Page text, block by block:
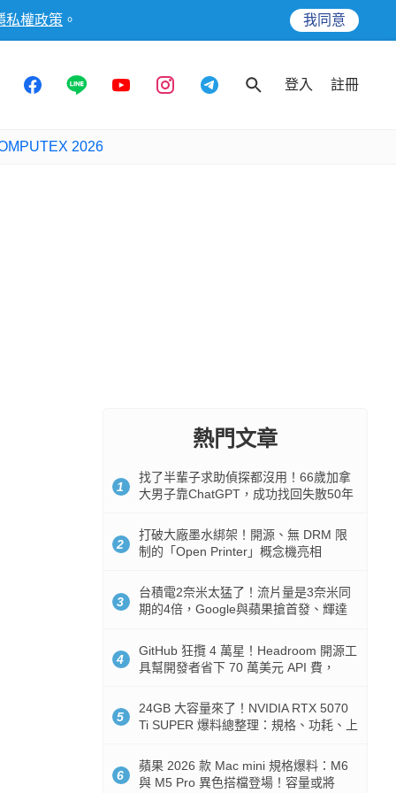
私權政策 。 我同意
登入 註冊
2026
熱門文章
1
找了半輩子求助偵探都沒用！66歲加拿
大男子靠ChatGPT，成功找回失散50年
2
打破大廠墨水綁架！開源、無 DRM 限
制的「Open Printer」概念機亮相
3
台積電2奈米太猛了！流片量是3奈米同
期的4倍，Google與蘋果搶首發、輝達
4
GitHub 狂攬 4 萬星！Headroom 開源工
具幫開發者省下 70 萬美元 API 費，
5
24GB 大容量來了！NVIDIA RTX 5070
Ti SUPER 爆料總整理：規格、功耗、上
6
蘋果 2026 款 Mac mini 規格爆料：M6
與 M5 Pro 異色搭檔登場！容量或將